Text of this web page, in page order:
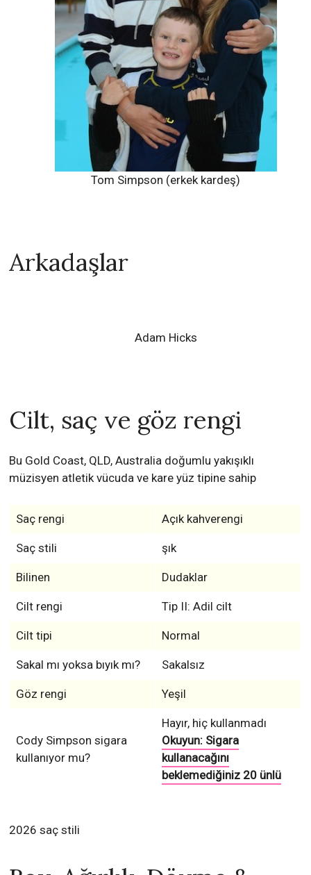
Tom Simpson (erkek kardeş)
Arkadaşlar
Adam Hicks
Cilt, saç ve göz rengi
Bu Gold Coast, QLD, Australia doğumlu yakışıklı
müzisyen atletik vücuda ve kare yüz tipine sahip
Saç rengi Açık kahverengi
Saç stili şık
Bilinen Dudaklar
Cilt rengi Tip II: Adil cilt
Cilt tipi Normal
Sakal mı yoksa bıyık mı? Sakalsız
Göz rengi Yeşil
Cody Simpson sigara
kullanıyor mu?
Hayır, hiç kullanmadı
Okuyun: Sigara
kullanacağını
beklemediğiniz 20 ünlü
2026 saç stili